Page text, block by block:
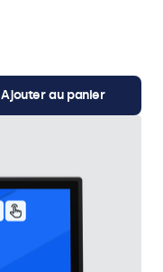
Ajouter au panier